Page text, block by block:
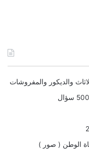
والديكور والمفروشات
الوطن ( صور )